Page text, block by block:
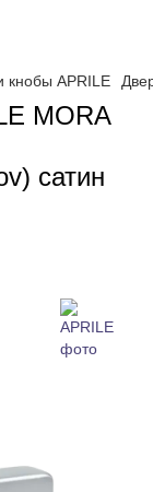
кнобы APRILE
MORA
сатин